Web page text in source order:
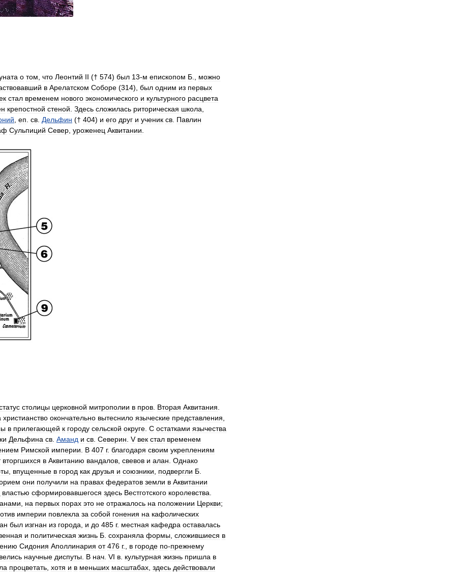
о том что Леонтий II († 574) был 13-м епископом Б
можно
в Арелатском Соборе (314), был одним из первых
стал временем нового экономического и культурного расцвета
крепостной стеной Здесь сложилась риторическая школа
еп св Дельфин († 404) и его друг и ученик св Павлин
Сульпиций Север уроженец Аквитании
столицы церковной митрополии в пров Вторая Аквитания
христианство окончательно вытеснило языческие представления
в прилегающей к городу сельской округе С остатками язычества
Дельфина св Аманд и св Северин V век стал временем
Римской империи В 407 г. благодаря своим укреплениям
вторгшихся в Аквитанию вандалов свевов и алан Однако
впущенные в город как друзья и союзники подвергли Б
они получили на правах федератов земли в Аквитании
властью сформировавшегося здесь Вестготского королевства
на первых порах это не отражалось на положении Церкви;
империи повлекла за собой гонения на кафолических
был изгнан из города и до 485 г. местная кафедра оставалась
и политическая жизнь Б сохраняла формы сложившиеся в
Сидония Аполлинария от 476 г., в городе по-прежнему
велись научные диспуты В нач VI в культурная жизнь пришла в
процветать хотя и в меньших масштабах здесь действовали